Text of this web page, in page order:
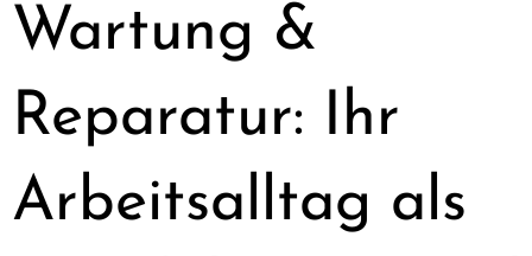
Wartung &
Reparatur: Ihr
Arbeitsalltag als